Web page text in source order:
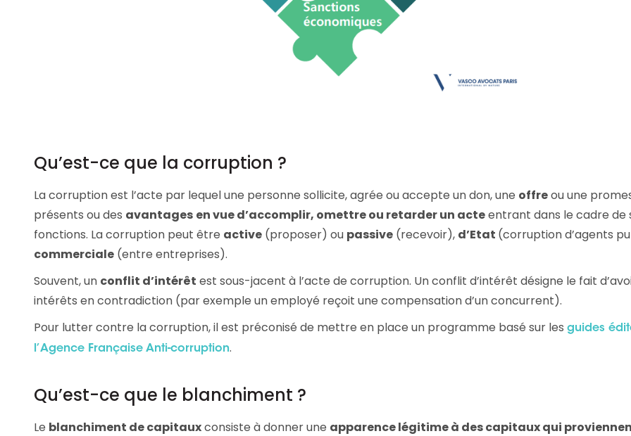
Qu’est-ce que la corruption ?
La corruption est l’acte par lequel une personne sollicite, agrée ou accepte un don, une offreou une
présents ou des avantages en vue d’accomplir, omettre ou retarder un acteentrant dans le cadre de
fonctions. La corruption peut être active (proposer) ou passive (recevoir), d’Etat (corruption d’agents
commerciale (entre entreprises).
Souvent, un conflit d’intérêt est sous-jacent à l’acte de corruption. Un conflit d’intérêt désigne le fait
intérêts en contradiction (par exemple un employé reçoit une compensation d’un concurrent).
Pour lutter contre la corruption, il est préconisé de mettre en place un programme basé sur les guides
l’Agence Française Anti-corruption.
Qu’est-ce que le blanchiment ?
Le blanchiment de capitauxconsiste à donner une apparence légitime à des capitaux qui